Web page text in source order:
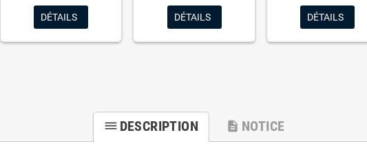
DÉTAILS DÉTAILS DÉTAILS
dehaze DESCRIPTION description NOTICE